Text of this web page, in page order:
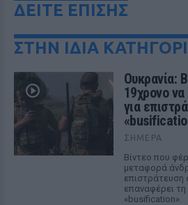
ΔΕΙΤΕ ΕΠΙΣΗΣ
ΣΤΗΝ ΙΔΙΑ
Ουκρανία:
19χρονο να
για
ΣΉΜΕΡΑ
Βίντεο που
μεταφορά
επιστράτευση
επαναφέρει
«busification».